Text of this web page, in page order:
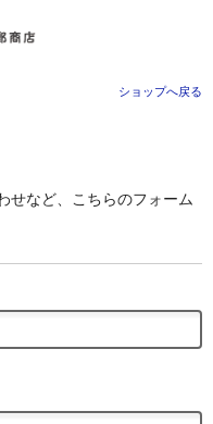
ショップへ戻る
せなど、こちらのフォーム